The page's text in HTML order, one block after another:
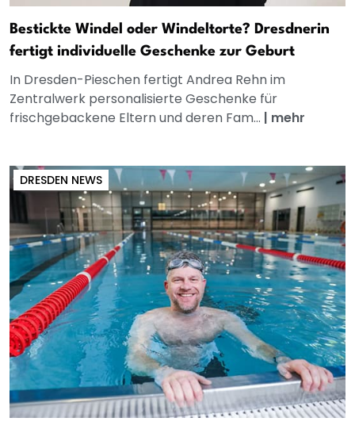
Bestickte Windel oder Windeltorte? Dresdnerin
fertigt individuelle Geschenke zur Geburt
In Dresden-Pieschen fertigt Andrea Rehn im
Zentralwerk personalisierte Geschenke für
frischgebackene Eltern und deren Fam... | mehr
DRESDEN NEWS